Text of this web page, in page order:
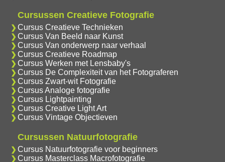
Cursussen Creatieve Fotografie
Cursus Creatieve Technieken
Cursus Van Beeld naar Kunst
Cursus Van onderwerp naar verhaal
Cursus Creatieve Roadmap
Cursus Werken met Lensbaby's
Cursus De Complexiteit van het Fotograferen
Cursus Zwart-wit Fotografie
Cursus Analoge fotografie
Cursus Lightpainting
Cursus Creative Light Art
Cursus Vintage Objectieven
Cursussen Natuurfotografie
Cursus Natuurfotografie voor beginners
Cursus Masterclass Macrofotografie